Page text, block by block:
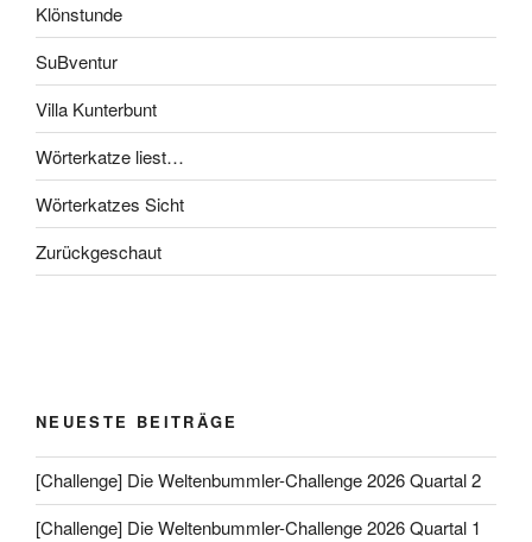
Klönstunde
SuBventur
Villa Kunterbunt
Wörterkatze liest…
Wörterkatzes Sicht
Zurückgeschaut
NEUESTE BEITRÄGE
[Challenge] Die Weltenbummler-Challenge 2026 Quartal 2
[Challenge] Die Weltenbummler-Challenge 2026 Quartal 1